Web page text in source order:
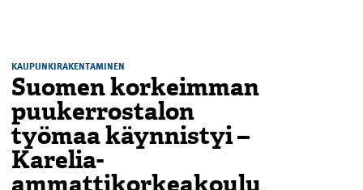
KAUPUNKIRAKENTAMINEN
Suomen korkeimman
puukerrostalon
työmaa käynnistyi –
Karelia-
ammattikorkeakoulu